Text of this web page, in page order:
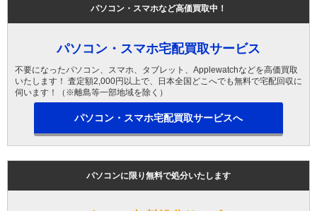
パソコン・スマホなど高価買取中！
パソコン・スマホ宅配買取サービス
不要になったパソコン、スマホ、タブレット、Applewatchなどを高価買取
いたします！ 査定額2,000円以上で、日本全国どこへでも無料で宅配回収に
伺います！（※離島等一部地域を除く）
パソコン・スマホ宅配買取サービスへ
パソコンに限り無料で処分いたします